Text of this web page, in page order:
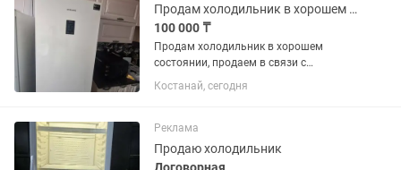
Продам холодильник в хорошем состоянии
100 000 ₸
Продам холодильник в хорошем
состоянии, продаем в связи с
переездом
Костанай, сегодня
Реклама
Продаю холодильник